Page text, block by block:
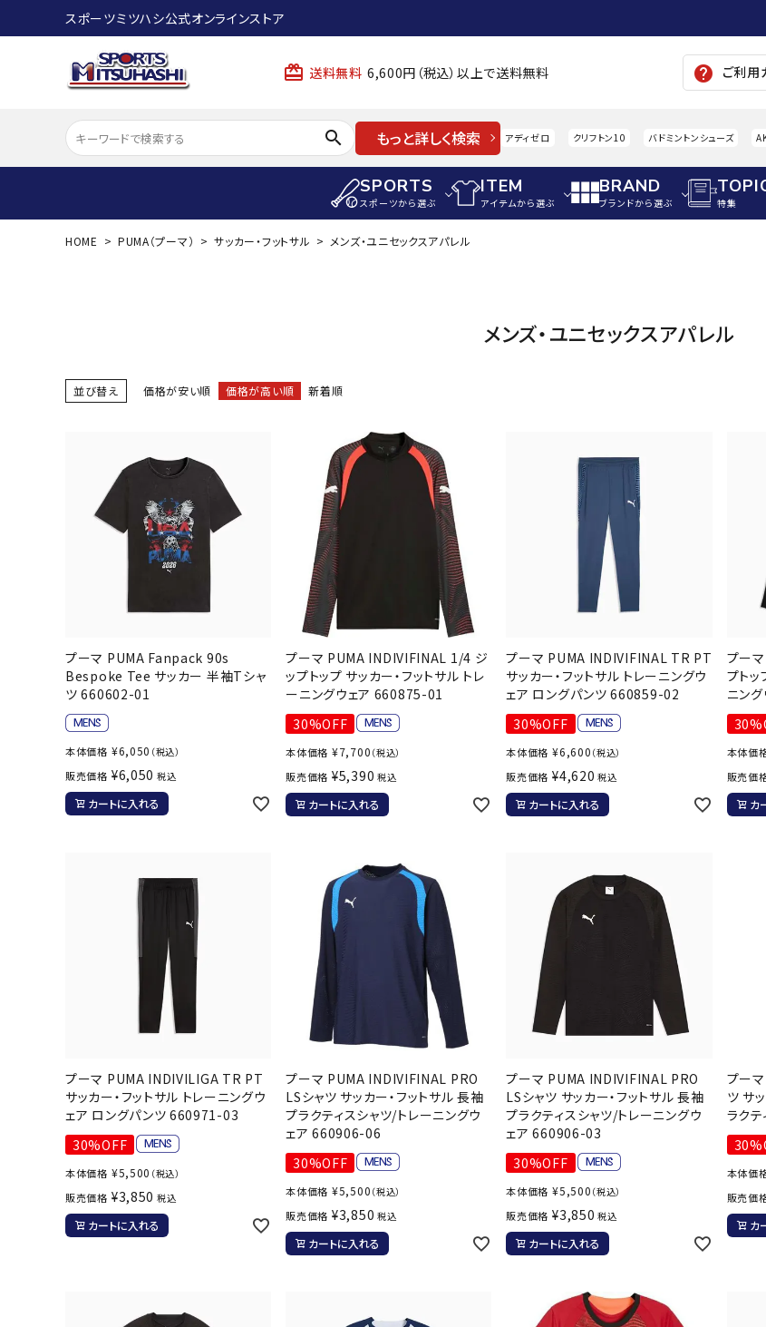
スポーツミツハシ公式オンラインストア
card_giftcard 送料無料 6,600円（税込）以上で送料無料 help ご利用
search もっと詳しく検索 アディゼロ クリフトン10 バドミントンシューズ
SPORTS
スポーツから選ぶ
陸上競技用シューズアクセサリー
陸上競技用ソックス
その他アクセサリー
ジュニアサッカースパイク
サッカーウェア
ジュニアサッカーウェア
レプリカ商品
ジュニアレプリカ商品
サッカーボール
フットサルボール
バドミントンラケット
ストリングス・ガット
バドミントンシューズ
バドミントンウェア
バッグ
ソックス
その他アクセサリー
卓球ラケット
ラバー
その他アクセサリー
ハンドボール
ハンドボールシューズ
ハンドボールウェア
ボール（ハンドボール）
ラグビー
ラグビースパイク・シューズ
ラグビーウェア
ヘッドギア（ラグビー）
その他アクセサリー
ITEM
アイテムから選ぶ
ジャケット・アウター
ジャケット・アウター
ジュニアランニング
サッカースパイク
ジュニアサッカースパイク
サッカー・フットサルトレーニン
グシューズ
ジュニアサッカー・フットサルト
レーニングシューズ
野球スパイク・シューズ
少年野球スパイク・シューズ
バスケットボールシューズ
バドミントンシューズ
フィットネスシューズ
陸上スパイク・シューズ
ハンドボールシューズ
ウォーキング・トレッキングシュ
ーズ
アウトドアシューズ
キッズカジュアル
スイム・競泳
サンダル
ボディー・ウエスト
テニスバッグ
その他バッグ
BRAND
ブランドから選ぶ
CEP
DESCENTE FINTA
HEAD
HANSEN
MIKANO MIKASA
NEUTRALWO
RKS
New
ON
特集
ACCOUNT MENU
アイテムから選ぶ
SALE品はこちら
メルマガ登録
特定商取引法
プライバシーポリシー
HOME PUMA（プーマ） サッカー・フットサル メンズ・ユニセックスアパレル
メンズ・ユニセックスアパレル
並び替え 価格が安い順 価格が高い順 新着順
プーマ PUMA Fanpack 90s
Bespoke Tee サッカー 半袖Tシャ
ツ 660602-01
本体価格 ¥6,050 （税込）
販売価格 ¥6,050 税込
カートに入れる
プーマ PUMA INDIVIFINAL 1/4 ジ
ップトップ サッカー・フットサル トレ
ーニングウェア 660875-01
30%OFF
本体価格 ¥7,700 （税込）
販売価格 ¥5,390 税込
カートに入れる
プーマ PUMA INDIVIFINAL TR PT
サッカー・フットサル トレーニングウ
ェア ロングパンツ 660859-02
30%OFF
本体価格 ¥6,600 （税込）
販売価格 ¥4,620 税込
カートに入れる
プー
プトッ
ニン
本体価
販売価
カ
プーマ PUMA INDIVILIGA TR PT
サッカー・フットサル トレーニングウ
ェア ロングパンツ 660971-03
30%OFF
本体価格 ¥5,500 （税込）
販売価格 ¥3,850 税込
カートに入れる
プーマ PUMA INDIVIFINAL PRO
LSシャツ サッカー・フットサル 長袖
プラクティスシャツ/トレーニングウ
ェア 660906-06
30%OFF
本体価格 ¥5,500 （税込）
販売価格 ¥3,850 税込
カートに入れる
プーマ PUMA INDIVIFINAL PRO
LSシャツ サッカー・フットサル 長袖
プラクティスシャツ/トレーニングウ
ェア 660906-03
30%OFF
本体価格 ¥5,500 （税込）
販売価格 ¥3,850 税込
カートに入れる
プー
ツ サ
ラク
本体価
販売価
カ